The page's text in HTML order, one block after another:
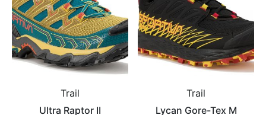
Trail
Ultra Raptor II
Trail
Lycan Gore-Tex M